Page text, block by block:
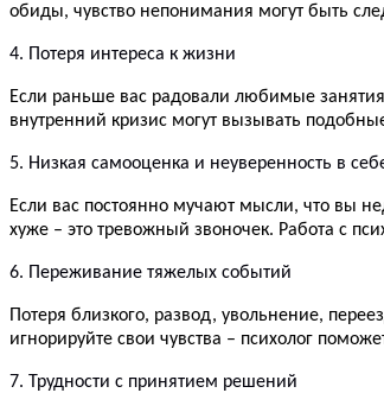
обиды, чувство непонимания могут быть
4. Потеря интереса к жизни
Если раньше вас радовали любимые
внутренний кризис могут вызывать
5. Низкая самооценка и неуверенность в
Если вас постоянно мучают мысли, что вы
хуже – это тревожный звоночек. Работа с
6. Переживание тяжелых событий
Потеря близкого, развод, увольнение,
игнорируйте свои чувства – психолог
7. Трудности с принятием решений